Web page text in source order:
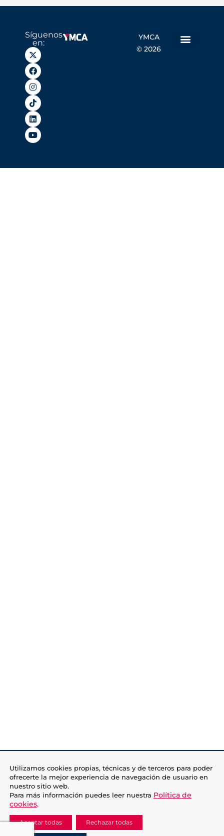
Síguenos
en:
YMCA
© 2026
Utilizamos cookies propias, técnicas y de terceros para poder
ofrecerte la mejor experiencia de navegación de usuario en
nuestro sitio web.
Para más información puedes leer nuestra Política de
cookies.
Aceptar todas Rechazar todas